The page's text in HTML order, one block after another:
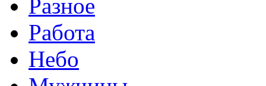
Разное
Работа
Небо